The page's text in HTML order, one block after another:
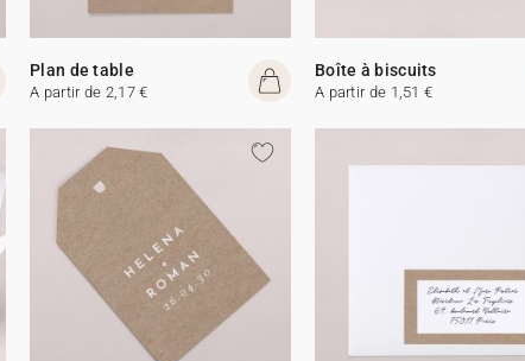
Plan de table
A partir de 2,17 €
Boîte à biscuits
A partir de 1,51 €